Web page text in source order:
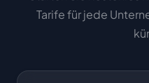
Tarife für jede